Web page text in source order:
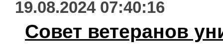
19.08.2024 07:40:16
Совет ветеранов